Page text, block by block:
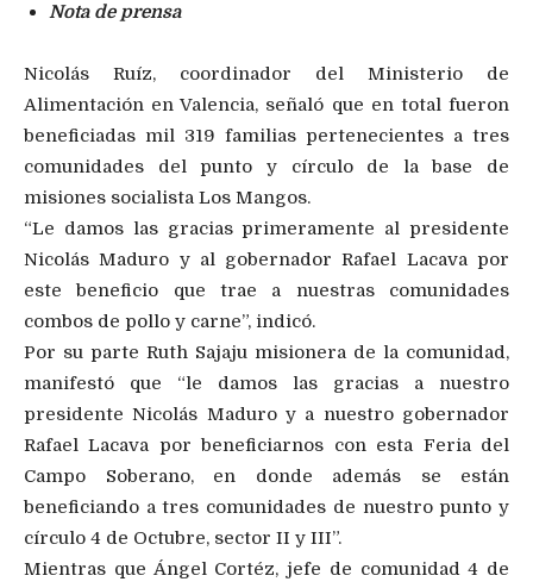
Nota de prensa
Nicolás Ruíz, coordinador del Ministerio de
Alimentación en Valencia, señaló que en total fueron
beneficiadas mil 319 familias pertenecientes a tres
comunidades del punto y círculo de la base de
misiones socialista Los Mangos.
“Le damos las gracias primeramente al presidente
Nicolás Maduro y al gobernador Rafael Lacava por
este beneficio que trae a nuestras comunidades
combos de pollo y carne”, indicó.
Por su parte Ruth Sajaju misionera de la comunidad,
manifestó que “le damos las gracias a nuestro
presidente Nicolás Maduro y a nuestro gobernador
Rafael Lacava por beneficiarnos con esta Feria del
Campo Soberano, en donde además se están
beneficiando a tres comunidades de nuestro punto y
círculo 4 de Octubre, sector II y III”.
Mientras que Ángel Cortéz, jefe de comunidad 4 de